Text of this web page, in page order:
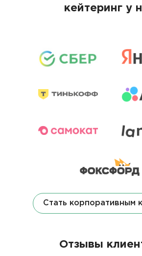
кейтеринг у
Стать корпоративным
Отзывы